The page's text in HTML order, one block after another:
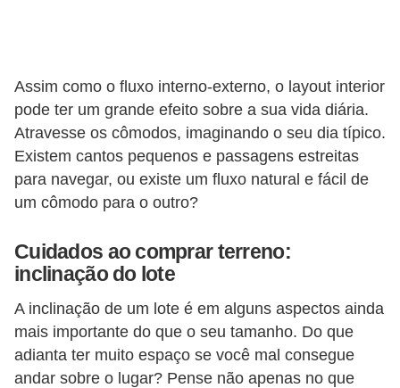
Assim como o fluxo interno-externo, o layout interior
pode ter um grande efeito sobre a sua vida diária.
Atravesse os cômodos, imaginando o seu dia típico.
Existem cantos pequenos e passagens estreitas
para navegar, ou existe um fluxo natural e fácil de
um cômodo para o outro?
Cuidados ao comprar terreno:
inclinação do lote
A inclinação de um lote é em alguns aspectos ainda
mais importante do que o seu tamanho. Do que
adianta ter muito espaço se você mal consegue
andar sobre o lugar? Pense não apenas no que
i
s
e
u
t
e
n
s
l
i
o